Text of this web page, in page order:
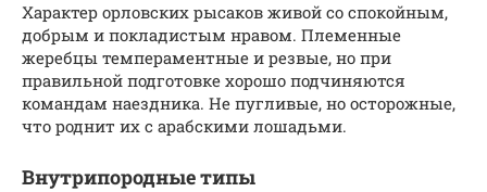
Характер орловских рысаков живой со спокойным,
добрым и покладистым нравом. Племенные
жеребцы темпераментные и резвые, но при
правильной подготовке хорошо подчиняются
командам наездника. Не пугливые, но осторожные,
что роднит их с арабскими лошадьми.
Внутрипородные типы